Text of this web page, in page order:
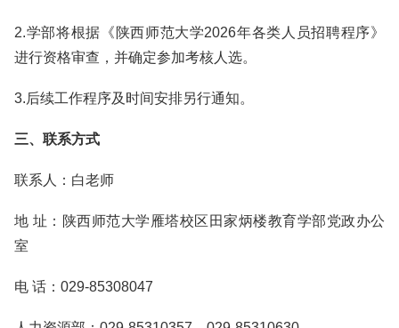
2.学部将根据《陕西师范大学2026年各类人员招聘程序》
进行资格审查，并确定参加考核人选。
3.后续工作程序及时间安排另行通知。
三、联系方式
联系人：白老师
地 址：陕西师范大学雁塔校区田家炳楼教育学部党政办公
室
电 话：029-85308047